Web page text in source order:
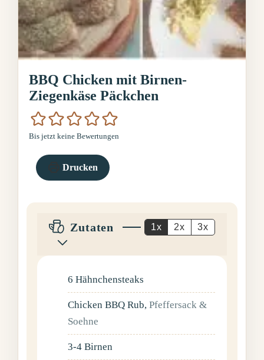
BBQ Chicken mit Birnen-
Ziegenkäse Päckchen
Bis jetzt keine Bewertungen
Drucken
Zutaten 1x 2x 3x
6 Hähnchensteaks
Chicken BBQ Rub,Pfeffersack &
Soehne
3-4 Birnen